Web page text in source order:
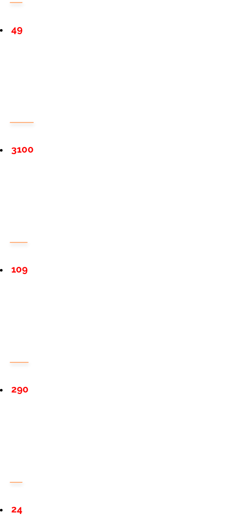
49
3100
109
290
24